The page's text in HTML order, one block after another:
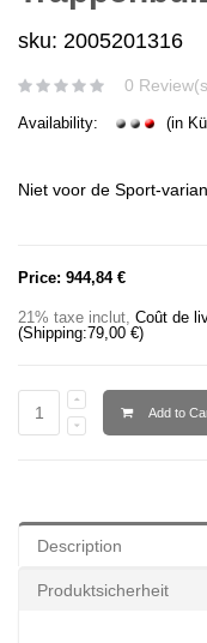
sku: 2005201316
0
Availability: (in
Niet voor de Sport-
Price: 944,84 €
21% taxe inclut, Coût de
(Shipping:79,00 €)
Add to
Description
Produktsicherheit